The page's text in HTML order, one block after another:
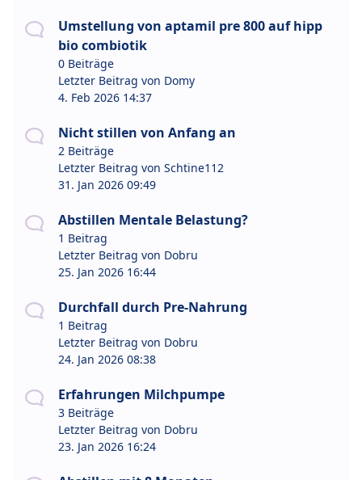
Umstellung von aptamil pre 800 auf hipp
bio combiotik
0 Beiträge
Letzter Beitrag von Domy
4. Feb 2026 14:37
Nicht stillen von Anfang an
2 Beiträge
Letzter Beitrag von Schtine112
31. Jan 2026 09:49
Abstillen Mentale Belastung?
1 Beitrag
Letzter Beitrag von Dobru
25. Jan 2026 16:44
Durchfall durch Pre-Nahrung
1 Beitrag
Letzter Beitrag von Dobru
24. Jan 2026 08:38
Erfahrungen Milchpumpe
3 Beiträge
Letzter Beitrag von Dobru
23. Jan 2026 16:24